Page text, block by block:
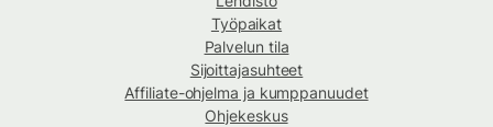
Työpaikat
Palvelun tila
Sijoittajasuhteet
Affiliate-ohjelma ja kumppanuudet
Ohjekeskus